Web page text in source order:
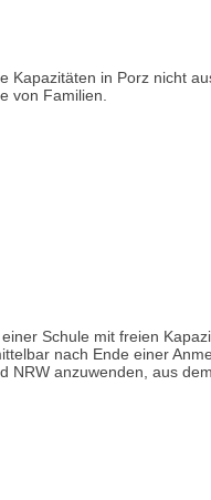
in Porz nicht
von Familien.
Schule mit freien
nach Ende einer
anzuwenden, aus